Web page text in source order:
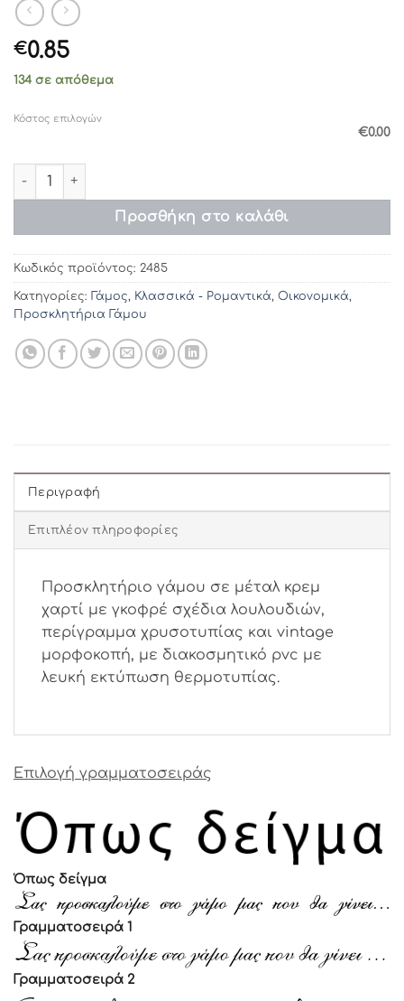
€0.85
134 σε απόθεμα
Κόστος επιλογών
€0.00
Προσκλητήρια γάμου 2485 (14χ20) ποσότητα
Προσθήκη στο καλάθι
Κωδικός προϊόντος: 2485
Κατηγορίες: Γάμος, Κλασσικά - Ρομαντικά, Οικονομικά,
Προσκλητήρια Γάμου
Περιγραφή
Επιπλέον πληροφορίες
Προσκλητήριο γάμου σε μέταλ κρεμ
χαρτί με γκοφρέ σχέδια λουλουδιών,
περίγραμμα χρυσοτυπίας και vintage
μορφοκοπή, με διακοσμητικό pvc με
λευκή εκτύπωση θερμοτυπίας.
Επιλογή γραμματοσειράς
Όπως δείγμα
Γραμματοσειρά 1
Γραμματοσειρά 2